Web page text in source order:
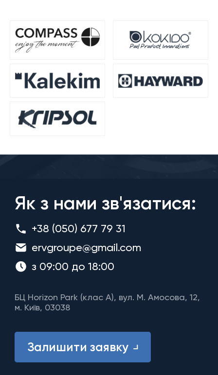
Як з нами зв'язатися:
+38 (050) 677 79 31
ervgroupe@gmail.com
з 09:00 до 18:00
БЦ Horizon Park (клас A), вул. М. Амосова, 12,
м. Київ, 03038
Залишити заявку